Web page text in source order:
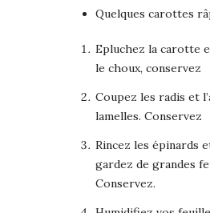
Quelques carottes
Epluchez la carotte
le choux, conservez
Coupez les radis et
lamelles. Conservez
Rincez les épinards
gardez de grandes
Conservez.